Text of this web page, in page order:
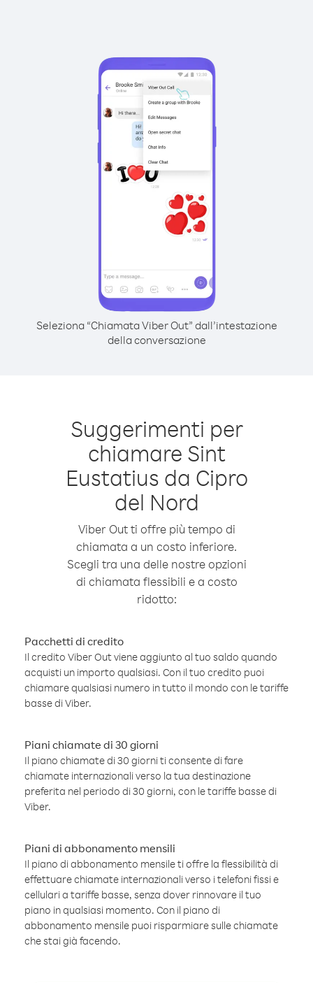
Seleziona “Chiamata Viber Out” dall’intestazione
della conversazione
Suggerimenti per
chiamare Sint
Eustatius da Cipro
del Nord
Viber Out ti offre più tempo di
chiamata a un costo inferiore.
Scegli tra una delle nostre opzioni
di chiamata flessibili e a costo
ridotto:
Pacchetti di credito
Il credito Viber Out viene aggiunto al tuo saldo quando
acquisti un importo qualsiasi. Con il tuo credito puoi
chiamare qualsiasi numero in tutto il mondo con le tariffe
basse di Viber.
Piani chiamate di 30 giorni
Il piano chiamate di 30 giorni ti consente di fare
chiamate internazionali verso la tua destinazione
preferita nel periodo di 30 giorni, con le tariffe basse di
Viber.
Piani di abbonamento mensili
Il piano di abbonamento mensile ti offre la flessibilità di
effettuare chiamate internazionali verso i telefoni fissi e
cellulari a tariffe basse, senza dover rinnovare il tuo
piano in qualsiasi momento. Con il piano di
abbonamento mensile puoi risparmiare sulle chiamate
che stai già facendo.